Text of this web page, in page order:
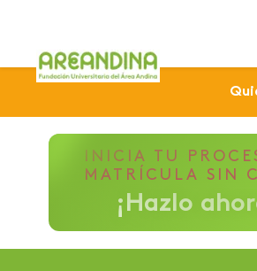
INICIA TU
MATRÍCULA SIN
¡Hazlo